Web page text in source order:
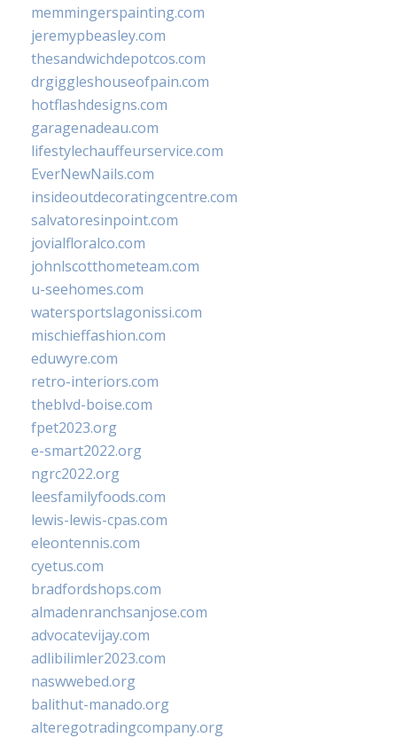
memmingerspainting.com
jeremypbeasley.com
thesandwichdepotcos.com
drgiggleshouseofpain.com
hotflashdesigns.com
garagenadeau.com
lifestylechauffeurservice.com
EverNewNails.com
insideoutdecoratingcentre.com
salvatoresinpoint.com
jovialfloralco.com
johnlscotthometeam.com
u-seehomes.com
watersportslagonissi.com
mischieffashion.com
eduwyre.com
retro-interiors.com
theblvd-boise.com
fpet2023.org
e-smart2022.org
ngrc2022.org
leesfamilyfoods.com
lewis-lewis-cpas.com
eleontennis.com
cyetus.com
bradfordshops.com
almadenranchsanjose.com
advocatevijay.com
adlibilimler2023.com
naswwebed.org
balithut-manado.org
alteregotradingcompany.org